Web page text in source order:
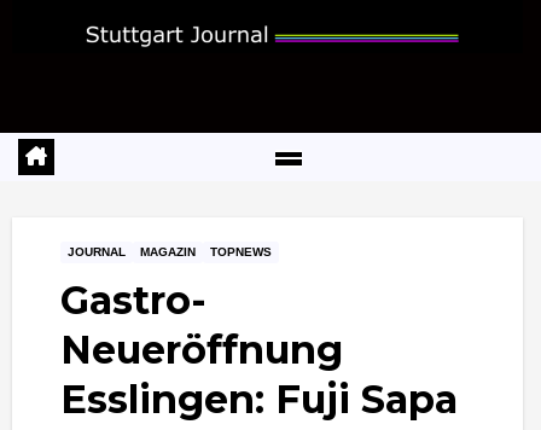
JOURNAL MAGAZIN TOPNEWS
Gastro-
Neueröffnung
Esslingen: Fuji Sapa